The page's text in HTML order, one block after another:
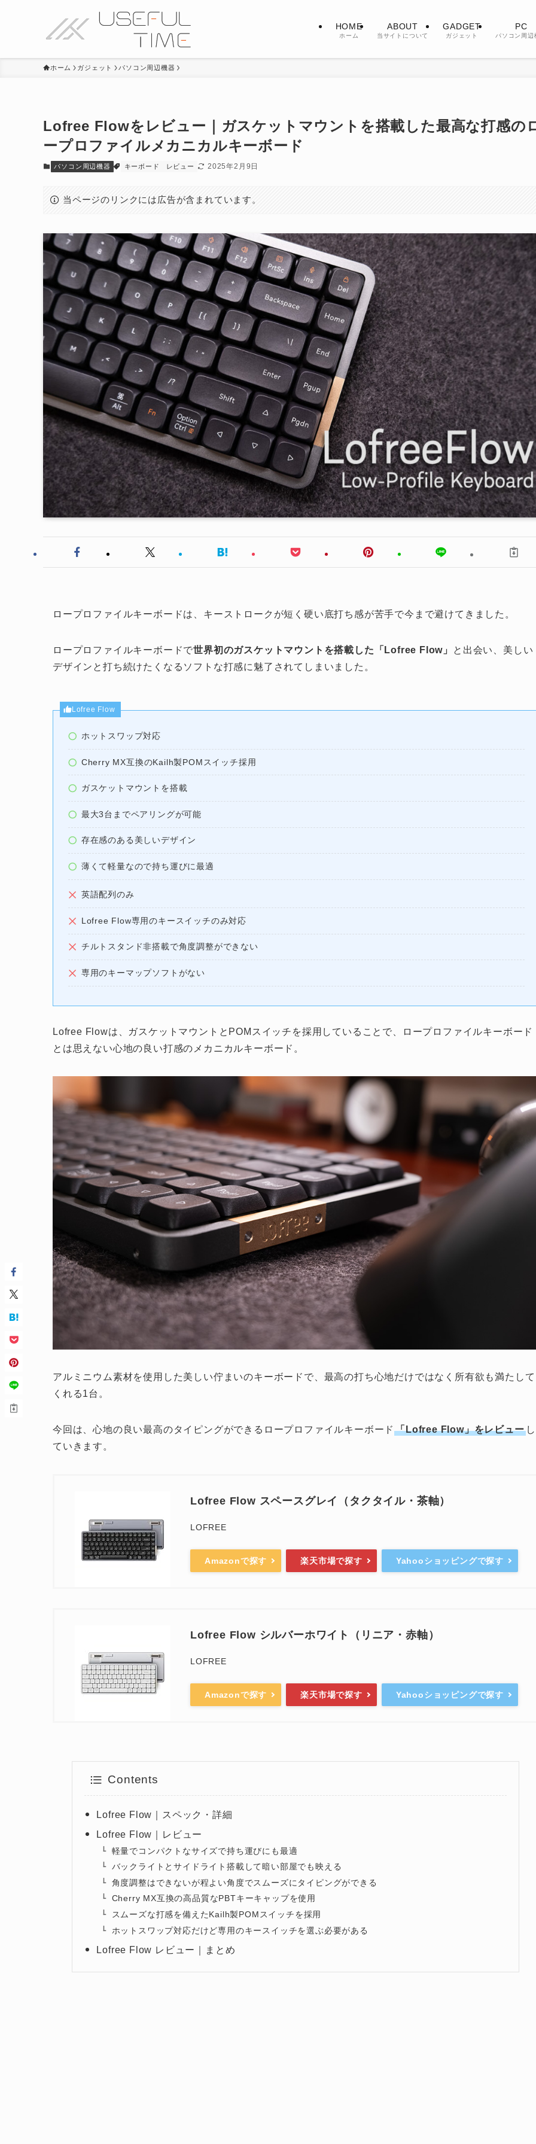
HOME
ホーム
ABOUT
当サイトについて
GADGET
ガジェット
PC
パソコン周辺
ホーム ガジェット パソコン周辺機器
Lofree Flowをレビュー｜ガスケットマウントを搭載した最高な打感の
ープロファイルメカニカルキーボード
パソコン周辺機器 キーボード レビュー 2025年2月9日
当ページのリンクには広告が含まれています。
ロープロファイルキーボードは、キーストロークが短く硬い底打ち感が苦手で今まで避けてきました。
ロープロファイルキーボードで世界初のガスケットマウントを搭載した「Lofree Flow」
と出会い、美しい
デザインと打ち続けたくなるソフトな打感に魅了されてしまいました。
Lofree Flow
ホットスワップ対応
Cherry MX互換のKailh製POMスイッチ採用
ガスケットマウントを搭載
最大3台までペアリングが可能
存在感のある美しいデザイン
薄くて軽量なので持ち運びに最適
英語配列のみ
Lofree Flow専用のキースイッチのみ対応
チルトスタンド非搭載で角度調整ができない
専用のキーマップソフトがない
Lofree Flowは、ガスケットマウントとPOMスイッチを採用していることで、ロープロファイルキーボード
とは思えない心地の良い打感のメカニカルキーボード。
アルミニウム素材を使用した美しい佇まいのキーボードで、最高の打ち心地だけではなく所有欲も満たして
くれる1台。
今回は、心地の良い最高のタイピングができるロープロファイルキーボード「Lofree Flow」をレビューし
ていきます。
Lofree Flow スペースグレイ（タクタイル・茶軸）
LOFREE
Amazonで探す 楽天市場で探す Yahooショッピングで探す
Lofree Flow シルバーホワイト（リニア・赤軸）
LOFREE
Amazonで探す 楽天市場で探す Yahooショッピングで探す
Contents
Lofree Flow｜スペック・詳細
Lofree Flow｜レビュー
軽量でコンパクトなサイズで持ち運びにも最適
バックライトとサイドライト搭載して暗い部屋でも映える
角度調整はできないが程よい角度でスムーズにタイピングができる
Cherry MX互換の高品質なPBTキーキャップを使用
スムーズな打感を備えたKailh製POMスイッチを採用
ホットスワップ対応だけど専用のキースイッチを選ぶ必要がある
Lofree Flow レビュー｜まとめ